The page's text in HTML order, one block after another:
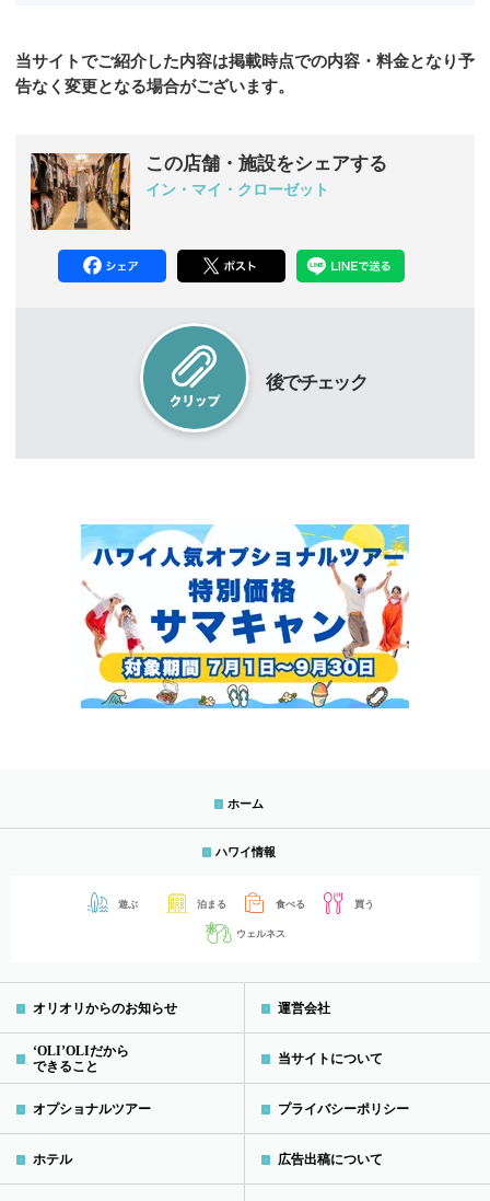
当サイトでご紹介した内容は掲載時点での内容・料金となり予
告なく変更となる場合がございます。
この店舗・施設をシェアする
イン・マイ・クローゼット
後でチェック
ホーム
ハワイ情報
遊ぶ 泊まる 食べる 買う
ウェルネス
オリオリからのお知らせ
‘OLI’OLIだから
できること
オプショナルツアー
ホテル
運営会社
当サイトについて
プライバシーポリシー
広告出稿について